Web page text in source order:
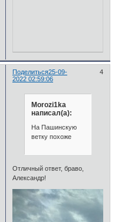
Поделиться 4
25-09-
2022 02:59:06
Morozi1ka
написал(а):
На Пашинскую
ветку похоже
Отличный ответ, браво,
Александр!